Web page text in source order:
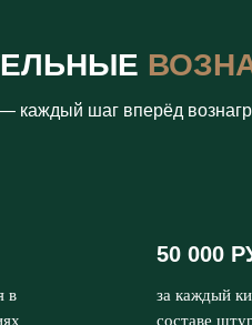
каждый шаг вперёд
в
50 000
за каждый
составе